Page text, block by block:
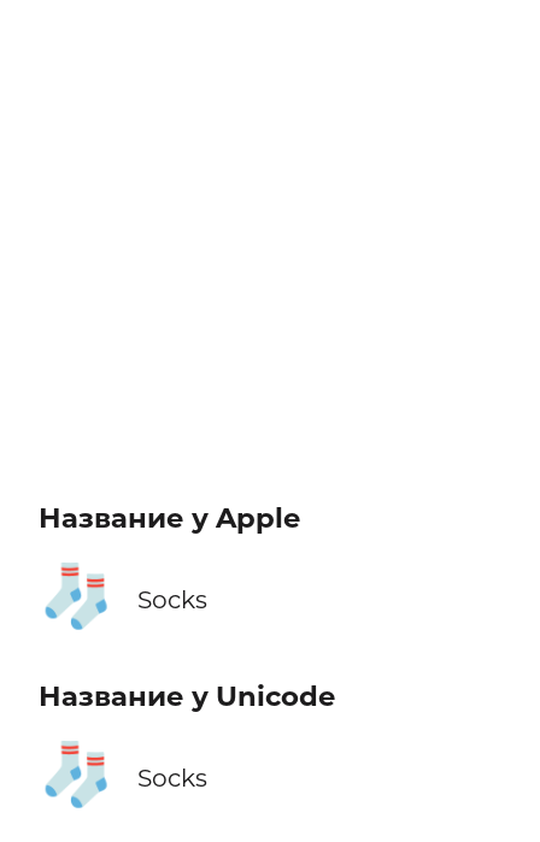
Название у Apple
🧦 Socks
Название у Unicode
🧦 Socks